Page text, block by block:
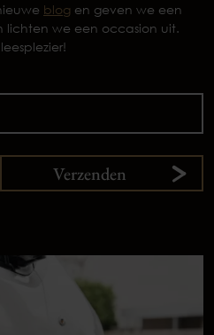
blog en geven we een
we een occasion uit.
Verzenden
9,1
vertellen